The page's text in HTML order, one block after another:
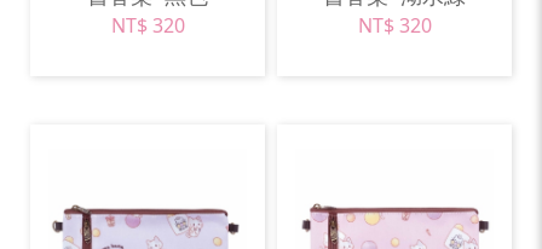
NT$ 320 NT$ 320